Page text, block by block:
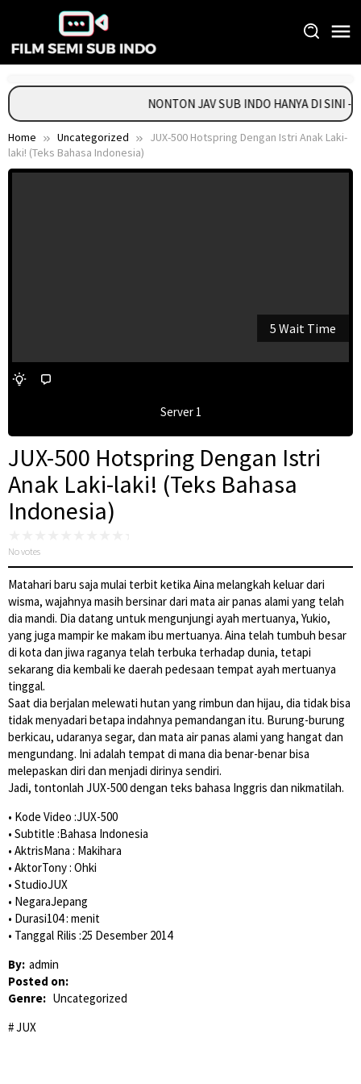
content
NONTON JAV SUB INDO HANYA DI SINI -
Home Uncategorized
JUX-500 Hotspring Dengan Istri Anak Laki-
laki! (Teks Bahasa Indonesia)
5 Wait Time
Server 1
JUX-500 Hotspring Dengan Istri
Anak Laki-laki! (Teks Bahasa
Indonesia)
No votes
Matahari baru saja mulai terbit ketika Aina melangkah keluar dari
wisma, wajahnya masih bersinar dari mata air panas alami yang telah
dia mandi. Dia datang untuk mengunjungi ayah mertuanya, Yukio,
yang juga mampir ke makam ibu mertuanya. Aina telah tumbuh besar
di kota dan jiwa raganya telah terbuka terhadap dunia, tetapi
sekarang dia kembali ke daerah pedesaan tempat ayah mertuanya
tinggal.
Saat dia berjalan melewati hutan yang rimbun dan hijau, dia tidak bisa
tidak menyadari betapa indahnya pemandangan itu. Burung-burung
berkicau, udaranya segar, dan mata air panas alami yang hangat dan
mengundang. Ini adalah tempat di mana dia benar-benar bisa
melepaskan diri dan menjadi dirinya sendiri.
Jadi, tontonlah JUX-500 dengan teks bahasa Inggris dan nikmatilah.
• Kode Video :JUX-500
• Subtitle :Bahasa Indonesia
• AktrisMana : Makihara
• AktorTony : Ohki
• StudioJUX
• NegaraJepang
• Durasi104 : menit
• Tanggal Rilis :25 Desember 2014
By: admin
Posted on:
Genre: Uncategorized
JUX